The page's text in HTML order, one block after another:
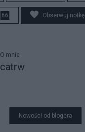
66 Obserwuj notkę
O mnie
catrw
Nowości od blogera